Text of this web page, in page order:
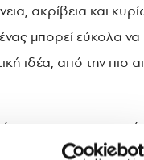
ακρίβεια και
μπορεί εύκολα να
ιδέα, από την πιο
πιο